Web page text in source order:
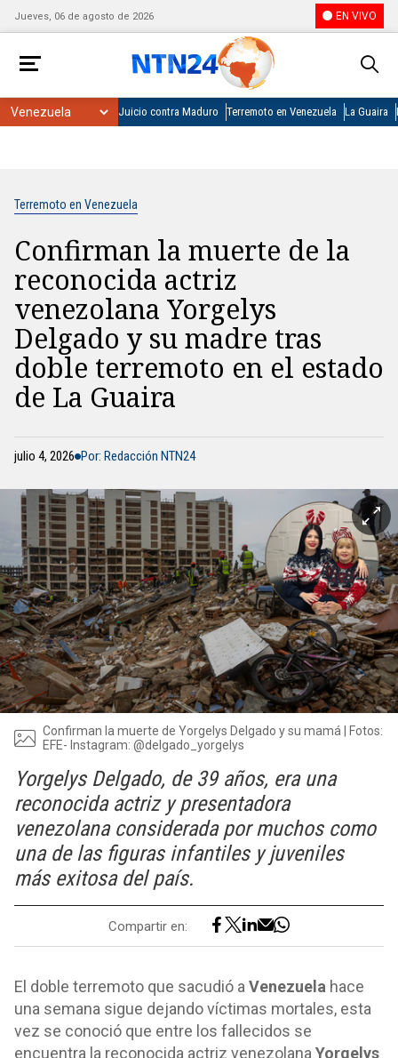
Jueves, 06 de agosto de 2026 EN VIVO
Juicio contra Maduro Terremoto en Venezuela La Guaira
Terremoto en Venezuela
Confirman la muerte de la
reconocida actriz
venezolana Yorgelys
Delgado y su madre tras
doble terremoto en el estado
de La Guaira
julio 4, 2026 Por: Redacción NTN24
Confirman la muerte de Yorgelys Delgado y su mamá | Fotos:
EFE- Instagram: @delgado_yorgelys
Yorgelys Delgado, de 39 años, era una
reconocida actriz y presentadora
venezolana considerada por muchos como
una de las figuras infantiles y juveniles
más exitosa del país.
Compartir en:
El doble terremoto que sacudió a Venezuela hace
una semana sigue dejando víctimas mortales, esta
vez se conoció que entre los fallecidos se
encuentra la reconocida actriz venezolana Yorgelys